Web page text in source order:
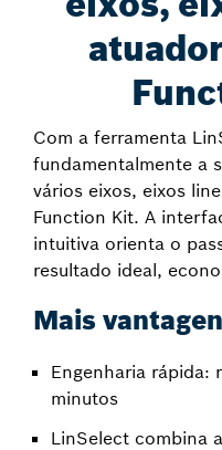
Com a ferramenta
fundamentalmente a
vários eixos, eixos
Function Kit. A
intuitiva orienta o
resultado ideal,
Mais
Engenharia rápida:
minutos
LinSelect combina